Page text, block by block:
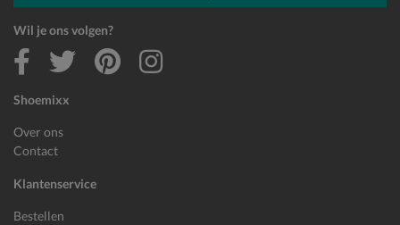
Shoemixx
Over ons
Contact
Klantenservice
Bestellen
Wil je ons volgen?